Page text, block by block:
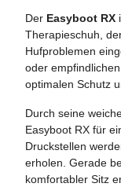
Der Easyboot RX
Therapieschuh,
Hufproblemen
oder
optimalen Schutz
Durch seine
Easyboot RX für
Druckstellen
erholen. Gerade
komfortabler Sitz